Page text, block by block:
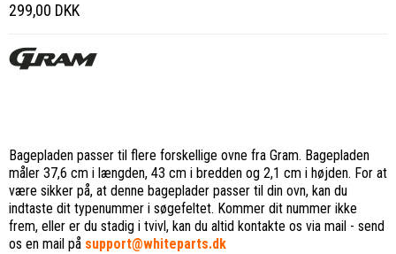
299,00 DKK
Bagepladen passer til flere forskellige ovne fra Gram. Bagepladen
måler 37,6 cm i længden, 43 cm i bredden og 2,1 cm i højden. For at
være sikker på, at denne bageplader passer til din ovn, kan du
indtaste dit typenummer i søgefeltet. Kommer dit nummer ikke
frem, eller er du stadig i tvivl, kan du altid kontakte os via mail - send
os en mail på support@whiteparts.dk